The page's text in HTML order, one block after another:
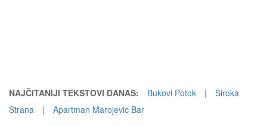
NAJČITANIJI TEKSTOVI DANAS: Bukovi Potok |
Široka
Strana
| Apartman Marojevic Bar